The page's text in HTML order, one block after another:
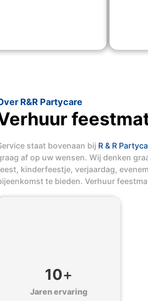
R&R Partycare
staat bovenaan bij R & R
af op uw wensen. Wij denken
kinderfeestje, verjaardag,
te bieden. Verhuur
10+
Jaren ervaring